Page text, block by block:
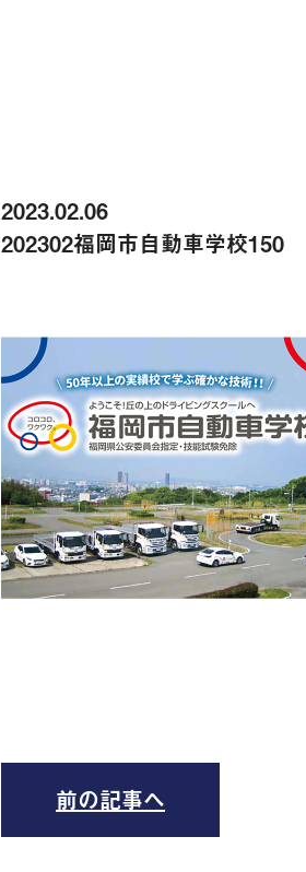
2023.02.06
202302福岡市自動車学校150
前の記事へ